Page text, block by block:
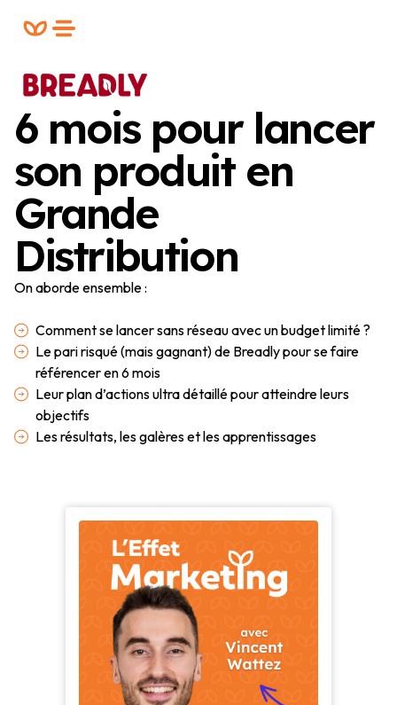
PLANIFIER UN RDV
6 mois pour lancer
son produit en
Grande
Distribution
On aborde ensemble :
Comment se lancer sans réseau avec un budget limité ?
Le pari risqué (mais gagnant) de Breadly pour se faire
référencer en 6 mois
Leur plan d’actions ultra détaillé pour atteindre leurs
objectifs
Les résultats, les galères et les apprentissages